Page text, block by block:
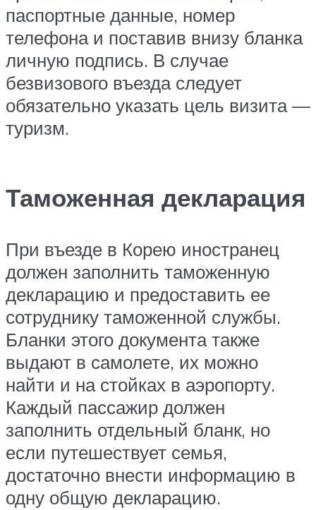
паспортные данные, номер
телефона и поставив внизу бланка
личную подпись. В случае
безвизового въезда следует
обязательно указать цель визита —
туризм.
Таможенная декларация
При въезде в Корею иностранец
должен заполнить таможенную
декларацию и предоставить ее
сотруднику таможенной службы.
Бланки этого документа также
выдают в самолете, их можно
найти и на стойках в аэропорту.
Каждый пассажир должен
заполнить отдельный бланк, но
если путешествует семья,
достаточно внести информацию в
одну общую декларацию.